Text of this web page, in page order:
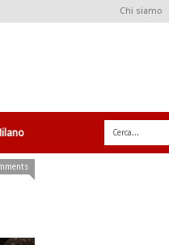
Chi siamo